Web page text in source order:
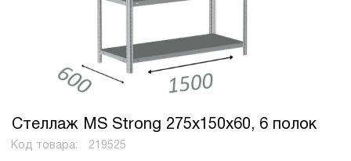
Стеллаж MS Strong 275х150х60, 6 полок
Код товара: 219525